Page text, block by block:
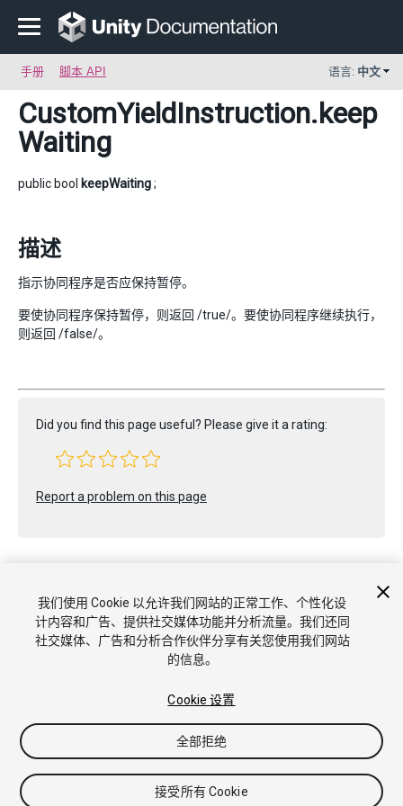
手册 脚本 API 语言: 中文
CustomYieldInstruction.keep
Waiting
public bool keepWaiting;
描述
指示协同程序是否应保持暂停。
要使协同程序保持暂停，则返回 /true/。要使协同程序继续执行，
则返回 /false/。
Did you find this page useful? Please give it a rating:
Report a problem on this page
版权所有 © 2020 Unity Technologies. Publication 2020.2
论坛
我们使用 Cookie 以允许我们网站的正常工作、个性化设
计内容和广告、提供社交媒体功能并分析流量。我们还同
社交媒体、广告和分析合作伙伴分享有关您使用我们网站
的信息。
Cookie 设置
全部拒绝
接受所有 Cookie